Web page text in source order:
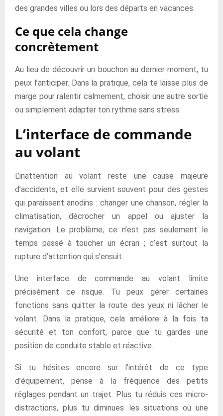
des grandes villes ou lors des départs en vacances.
Ce que cela change
concrètement
Au lieu de découvrir un bouchon au dernier moment, tu
peux l’anticiper. Dans la pratique, cela te laisse plus de
marge pour ralentir calmement, choisir une autre sortie
ou simplement adapter ton rythme sans stress.
L’interface de commande
au volant
L’inattention au volant reste une cause majeure
d’accidents, et elle survient souvent pour des gestes
qui paraissent anodins : changer une chanson, régler la
climatisation, décrocher un appel ou ajuster la
navigation. Le problème, ce n’est pas seulement le
temps passé à toucher un écran ; c’est surtout la
rupture d’attention qui s’ensuit.
Une interface de commande au volant limite
précisément ce risque. Tu peux gérer certaines
fonctions sans quitter la route des yeux ni lâcher le
volant. Dans la pratique, cela améliore à la fois ta
sécurité et ton confort, parce que tu gardes une
position de conduite stable et réactive.
Si tu hésites encore sur l’intérêt de ce type
d’équipement, pense à la fréquence des petits
réglages pendant un trajet. Plus tu réduis ces micro-
distractions, plus tu diminues les situations où une